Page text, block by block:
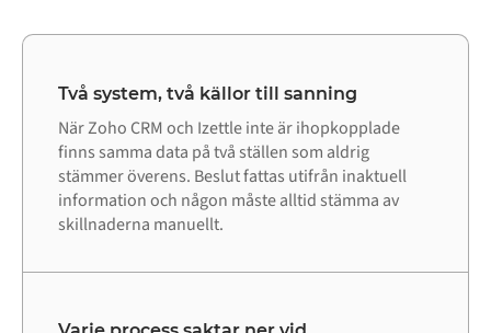
Två system, två källor till sanning
När Zoho CRM och Izettle inte är ihopkopplade
finns samma data på två ställen som aldrig
stämmer överens. Beslut fattas utifrån inaktuell
information och någon måste alltid stämma av
skillnaderna manuellt.